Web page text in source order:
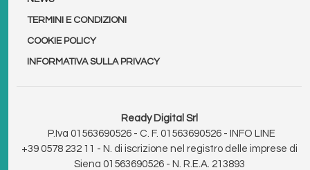
TERMINI E CONDIZIONI
COOKIE POLICY
INFORMATIVA SULLA PRIVACY
Ready Digital Srl
P.Iva 01563690526 - C. F. 01563690526 - INFO LINE
+39 0578 232 11 - N. di iscrizione nel registro delle imprese di
Siena 01563690526 - N. R.E.A. 213893